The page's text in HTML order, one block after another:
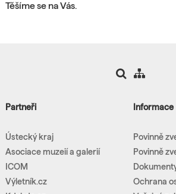
Těšíme se na Vás.
Partneři
Ústecký kraj
Asociace muzeií a galerií
ICOM
Výletník.cz
Informace
Povinně
Povinně
Ochrana